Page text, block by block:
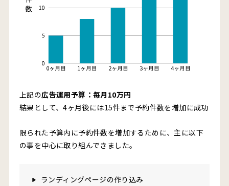
上記の広告運用予算：毎月10万円
結果として、4ヶ月後には15件まで予約件数を増加に成功
限られた予算内に予約件数を増加するために、主に以下
の事を中心に取り組んできました。
ランディングページの作り込み